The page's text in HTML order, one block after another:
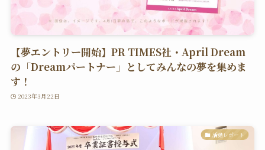
【夢エントリー開始】PR TIMES社・April Dream
の「Dreamパートナー」としてみんなの夢を集めま
す！
2023年3月22日
活動レポート